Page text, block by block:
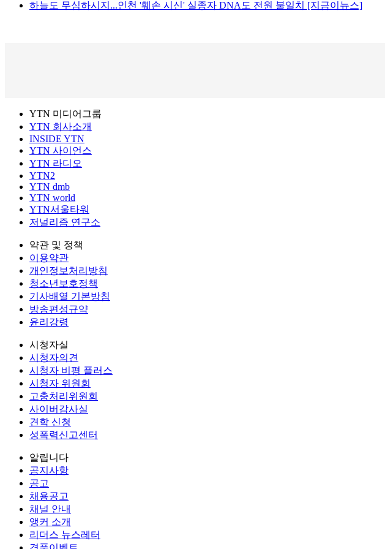
하늘도 무심하시지...인천 '훼손 시신' 실종자 DNA도 전원 불일치 [지금이뉴스]
YTN 미디어그룹
YTN 회사소개
INSIDE YTN
YTN 사이언스
YTN 라디오
YTN2
YTN dmb
YTN world
YTN서울타워
저널리즘 연구소
약관 및 정책
이용약관
개인정보처리방침
청소년보호정책
기사배열 기본방침
방송편성규약
윤리강령
시청자실
시청자의견
시청자 비평 플러스
시청자 위원회
고충처리위원회
사이버감사실
견학 신청
성폭력신고센터
알립니다
공지사항
공고
채용공고
채널 안내
앵커 소개
리더스 뉴스레터